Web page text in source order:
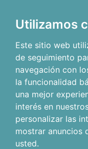
Utilizamos
Este sitio web
de seguimiento
navegación con
la funcionalidad
una mejor
interés en
personalizar las
mostrar anuncios
usted.